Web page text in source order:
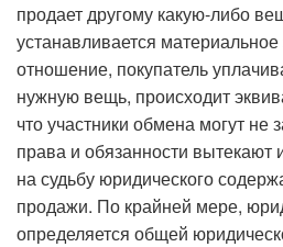
продает другому какую-либо
устанавливается
отношение, покупатель
нужную вещь, происходит
что участники обмена могут не
права и обязанности вытекают
на судьбу юридического
продажи. По крайней мере,
определяется общей